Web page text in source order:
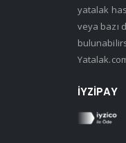
yatalak
veya bazı
İYZIPAY